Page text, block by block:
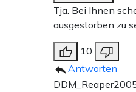
Tja. Bei Ihnen
ausgestorben zu
10
Antworten
DDM_Reaper20